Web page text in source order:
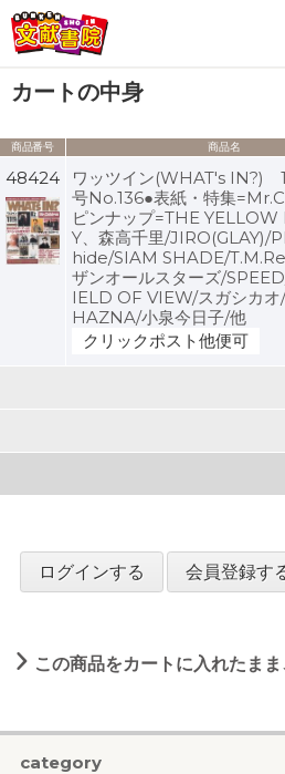
会員登録
ログイン
カートの中身
商品番号 商品名
48424
ワッツイン(WHAT's IN?)
号No.136●表紙・特集
ピンナップ=THE
Y、森高千里/JIRO(GLAY)/
hide/SIAM SHADE/
ザンオールスターズ/
IELD OF VIEW/スガシカ
HAZNA/小泉今日子/他
クリックポスト他便可
ログインする 会員登録す
この商品をカートに入れたま
category